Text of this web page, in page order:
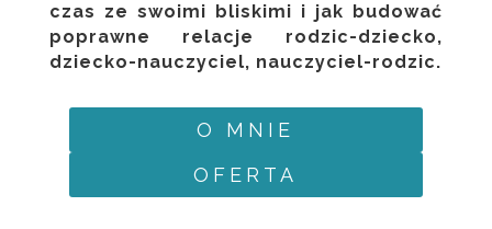
czas ze swoimi bliskimi i jak budować
poprawne relacje rodzic-dziecko,
dziecko-nauczyciel, nauczyciel-rodzic.
O MNIE
OFERTA